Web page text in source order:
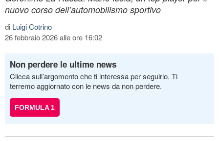
nuovo corso dell’automobilismo sportivo
di Luigi Cotrino
26 febbraio 2026 alle ore 16:02
Non perdere le ultime news
Clicca sull’argomento che ti interessa per seguirlo. Ti
terremo aggiornato con le news da non perdere.
FORMULA 1